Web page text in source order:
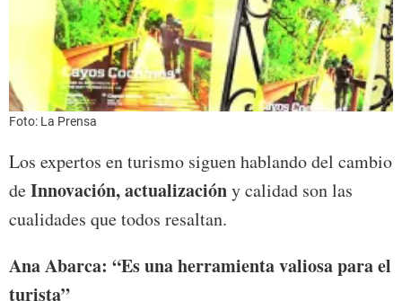
Foto: La Prensa
Los expertos en turismo siguen hablando del cambio
deInnovación, actualizacióny calidad son las
cualidades que todos resaltan.
Ana Abarca: “Es una herramienta valiosa para el
turista”